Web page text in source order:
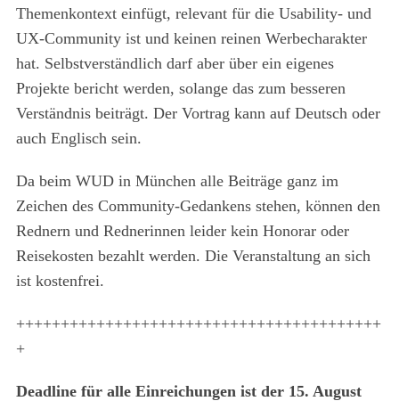
Themenkontext einfügt, relevant für die Usability- und
UX-Community ist und keinen reinen Werbecharakter
hat. Selbstverständlich darf aber über ein eigenes
Projekte bericht werden, solange das zum besseren
Verständnis beiträgt. Der Vortrag kann auf Deutsch oder
auch Englisch sein.
Da beim WUD in München alle Beiträge ganz im
Zeichen des Community-Gedankens stehen, können den
Rednern und Rednerinnen leider kein Honorar oder
Reisekosten bezahlt werden. Die Veranstaltung an sich
ist kostenfrei.
+++++++++++++++++++++++++++++++++++++++++
+
Deadline für alle Einreichungen ist der 15. August